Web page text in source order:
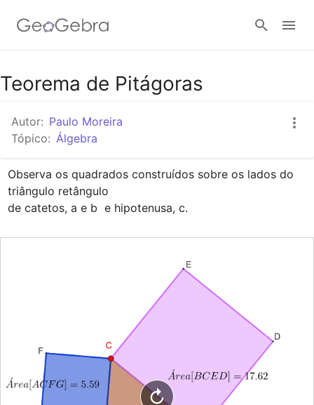
Google Classroom
Tarefa
Entrar no sistema
Teorema de Pitágoras
Autor: Paulo Moreira
Tópico: Álgebra
Observa os quadrados construídos sobre os lados do
triângulo retângulo
de catetos, a e b  e hipotenusa, c.